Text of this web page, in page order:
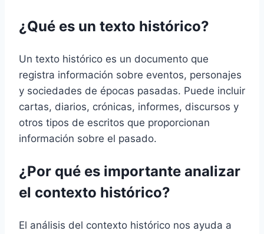
¿Qué es un texto histórico?
Un texto histórico es un documento que
registra información sobre eventos, personajes
y sociedades de épocas pasadas. Puede incluir
cartas, diarios, crónicas, informes, discursos y
otros tipos de escritos que proporcionan
información sobre el pasado.
¿Por qué es importante analizar
el contexto histórico?
El análisis del contexto histórico nos ayuda a